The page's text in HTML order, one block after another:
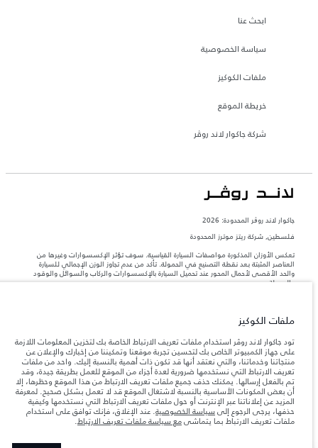
ابحث عنا
سياسة الخصوصية
ملفات الكوكيز
خريطة الموقع
شركة جاكوار لاند روڤر
جاكوار لاند روڨر المحدودة: 2026
فلسطين, شركة ريتز موترز المحدودة
تعكس الأوزان المذكورة مواصفات السيارة القياسية. سوف تؤثر الإكسسوارات وغيرها من
العناصر المثبتة بعد نقطة التصنيع في الحمولة. تأكد من عدم تجاوز الوزن الإجمالي للسيارة
والحد الأقصى لأحمال المحور عند تحميل السيارة بالإكسسوارات والركاب والسوائل والوقود
والحمولة.
المعلومات والمواصفات والأسعار والألوان المذكورة على هذا الموقع قد تختلف من بلد إلى
آخر، كما أنّها قد تتغير بدون إشعار مسبق. الرجاء التواصل مع وكيلنا المحلي للتأكد من توفّرها
ملاحظة مهمة حول الصور والمواصفات.إن النقص العالمي في أشباه الموصلات يؤثر حاليًا
في مواصفات تصميم السيارات وتوفر الخيارات وتوقيتات التصاميم. هذا ظرف ديناميكي
للغاية، ونتيجة لذلك، قد لا تمثّل الصور المستخدَمة ضمن موقع الويب حاليًا المواصفات الحالية
بالكامل بالنسبة إلى الميزات والخيارات والحلية ومجموعات الألوان. يرجى استشارة وكيلك الذي
سيتمكّن من تأكيد أي تقييدات حالية معك للسماح لك باتخاذ قرار مدروس
الأرقام المقدمة هي نتيجة لاختبارات المصنع الرسمية وفقاً لتشريعات الاتحاد الأوروبي. قد
يتباين استهلك الوقود الفعلي للمركبة عن ذلك المتحقق في تلك الاختبارات كما أن هذه
الأرقام بغرض المقارنة فحسب.‎‎‎
ملفات الكوكيز
تود جاكوار لاند روڤر استخدام ملفات تعريف الارتباط الخاصة بك لتخزين المعلومات اللازمة
على جهاز الكمبيوتر الخاص بك لتحسين تجربة موقعنا وتمكيننا من إخبارك والإعلان عن
منتجاتنا وخدماتنا، والتي نعتقد أنها قد تكون ذات أهمية بالنسبة إليك. واحد من ملفات
تعريف الارتباط التي نستخدمها ضرورية لعدة أجزاء من الموقع للعمل بطريقة جيدة، وقد
تم بالفعل إرسالها. يمكنك حذف جميع ملفات تعريف الارتباط من هذا الموقع وحظرها، إلا
أن بعض المكونات الأساسية بالنسبة لاشتغال الموقع قد لا تعمل بشكل صحيح. لمعرفة
المزيد عن إعلاناتنا عبر الإنترنت أو حول ملفات تعريف الارتباط التي نستخدمها وكيفية
حذفها، يرجى الرجوع إلى سياسة الخصوصية. عند الإغلاق، فإنك توافق على استخدام
ملفات تعريف الارتباط بما يتماشىمع سياسة ملفات تعريف الارتباط.